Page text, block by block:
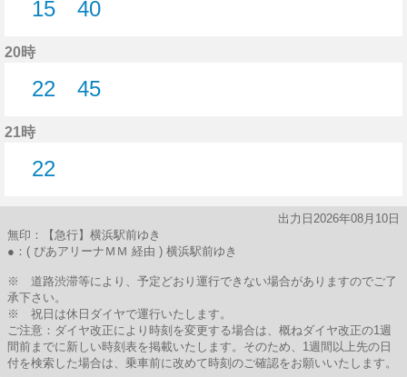
15
40
20時
22
45
21時
22
出力日2026年08月10日
無印：【急行】横浜駅前ゆき
●：( ぴあアリーナＭＭ 経由 ) 横浜駅前ゆき
※ 道路渋滞等により、予定どおり運行できない場合がありますのでご了
承下さい。
※ 祝日は休日ダイヤで運行いたします。
ご注意：ダイヤ改正により時刻を変更する場合は、概ねダイヤ改正の1週
間前までに新しい時刻表を掲載いたします。そのため、1週間以上先の日
付を検索した場合は、乗車前に改めて時刻のご確認をお願いいたします。